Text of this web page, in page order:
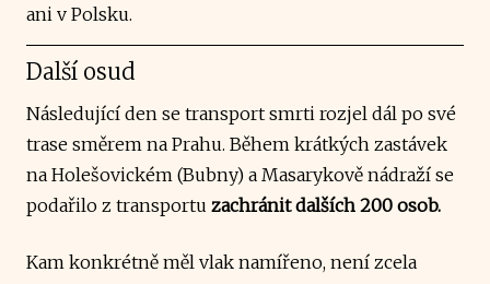
ani v Polsku.
Další osud
Následující den se transport smrti rozjel dál po své
trase směrem na Prahu. Během krátkých zastávek
na Holešovickém (Bubny) a Masarykově nádraží se
podařilo z transportu zachránit dalších 200 osob.
Kam konkrétně měl vlak namířeno, není zcela